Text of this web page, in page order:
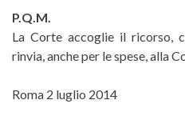
P.Q.M.
La Corte accoglie il ricorso,
rinvia, anche per le spese, alla
Roma 2 luglio 2014